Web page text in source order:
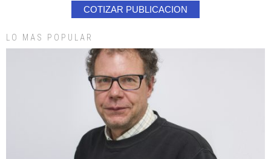
COTIZAR PUBLICACION
LO MAS POPULAR